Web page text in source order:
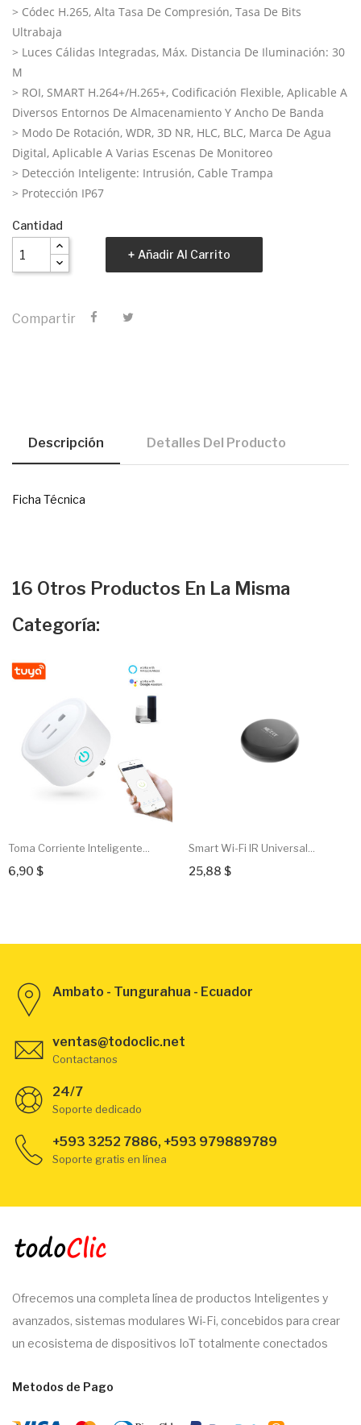
> Códec H.265, Alta Tasa De Compresión, Tasa De Bits
Ultrabaja
> Luces Cálidas Integradas, Máx. Distancia De Iluminación: 30
M
> ROI, SMART H.264+/H.265+, Codificación Flexible, Aplicable A
Diversos Entornos De Almacenamiento Y Ancho De Banda
> Modo De Rotación, WDR, 3D NR, HLC, BLC, Marca De Agua
Digital, Aplicable A Varias Escenas De Monitoreo
> Detección Inteligente: Intrusión, Cable Trampa
> Protección IP67
Cantidad
Añadir Al Carrito
Compartir
Descripción Detalles Del Producto
Ficha Técnica
16 Otros Productos En La Misma
Categoría:
Toma Corriente Inteligente...
6,90 $
Smart Wi-Fi IR Universal...
25,88 $
Ambato - Tungurahua - Ecuador
ventas@todoclic.net
Contactanos
24/7
Soporte dedicado
+593 3252 7886, +593 979889789
Soporte gratis en línea
Ofrecemos una completa línea de productos Inteligentes y
avanzados, sistemas modulares Wi-Fi, concebidos para crear
un ecosistema de dispositivos IoT totalmente conectados
Metodos de Pago